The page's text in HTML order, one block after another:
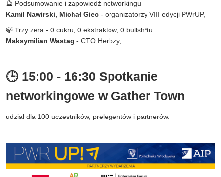
🔮 Podsumowanie i zapowiedź networkingu
Kamil Nawirski, Michał Giec - organizatorzy VIII edycji PWrUP,
🍃 Trzy zera - 0 cukru, 0 ekstraktów, 0 bullsh*tu
Maksymilian Wastag - CTO Herbzy,
🕒 15:00 - 16:30 Spotkanie
networkingowe w Gather Town
udział dla 100 uczestników, prelegentów i partnerów.